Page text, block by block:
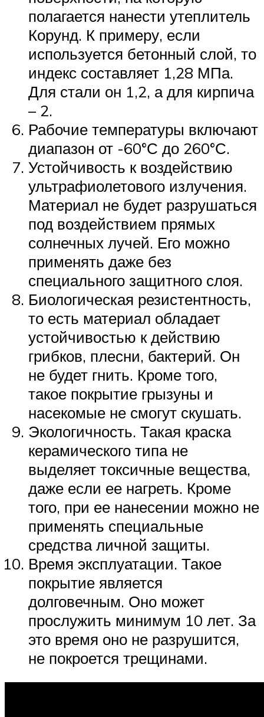
полагается нанести утеплитель
Корунд. К примеру, если
используется бетонный слой, то
индекс составляет 1,28 МПа.
Для стали он 1,2, а для кирпича
– 2.
Рабочие температуры включают
диапазон от -60°С до 260°С.
Устойчивость к воздействию
ультрафиолетового излучения.
Материал не будет разрушаться
под воздействием прямых
солнечных лучей. Его можно
применять даже без
специального защитного слоя.
Биологическая резистентность,
то есть материал обладает
устойчивостью к действию
грибков, плесни, бактерий. Он
не будет гнить. Кроме того,
такое покрытие грызуны и
насекомые не смогут скушать.
Экологичность. Такая краска
керамического типа не
выделяет токсичные вещества,
даже если ее нагреть. Кроме
того, при ее нанесении можно не
применять специальные
средства личной защиты.
Время эксплуатации. Такое
покрытие является
долговечным. Оно может
прослужить минимум 10 лет. За
это время оно не разрушится,
не покроется трещинами.